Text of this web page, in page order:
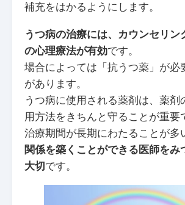
補充をはかるようにします。
うつ病の治療には、カウンセリン
の心理療法が有効です。
場合によっては「抗うつ薬」が必
があります。
うつ病に使用される薬剤は、薬剤
用方法をきちんと守ることが重要
治療期間が長期にわたることが多
関係を築くことができる医師をみ
大切です。